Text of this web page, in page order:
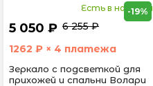
Есть в наличии
5 050 ₽ 6 255 ₽
-19%
1262 ₽ × 4 платежа
Зеркало с подсветкой для
прихожей и спальни Волари